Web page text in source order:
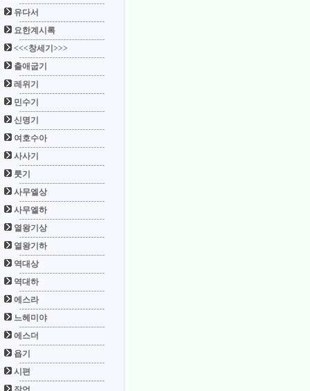
유다서
요한계시록
<<<창세기>>>
출애굽기
레위기
민수기
신명기
여호수아
사사기
룻기
사무엘상
사무엘하
열왕기상
열왕기하
역대상
역대하
에스라
느헤미야
에스더
욥기
시편